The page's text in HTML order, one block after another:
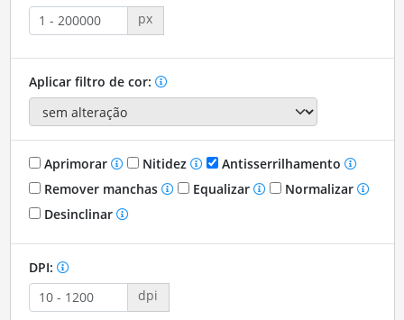
px
Aplicar filtro de cor:
Aprimorar Nitidez
Antisserrilhamento
Remover manchas
Equalizar
Normalizar
Desinclinar
DPI:
dpi